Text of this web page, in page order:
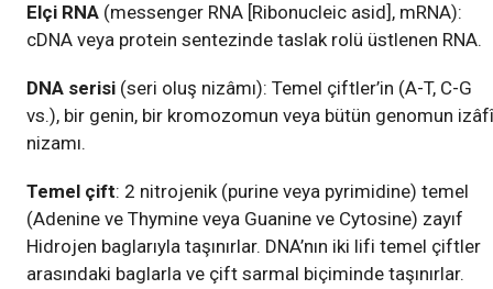
Elçi RNA (messenger RNA [Ribonucleic asid], mRNA):
cDNA veya protein sentezinde taslak rolü üstlenen RNA.
DNA serisi (seri oluş nizâmı): Temel çiftler’in (A-T, C-G
vs.), bir genin, bir kromozomun veya bütün genomun izâfî
nizamı.
Temel çift: 2 nitrojenik (purine veya pyrimidine) temel
(Adenine ve Thymine veya Guanine ve Cytosine) zayıf
Hidrojen baglarıyla taşınırlar. DNA’nın iki lifi temel çiftler
arasındaki baglarla ve çift sarmal biçiminde taşınırlar.